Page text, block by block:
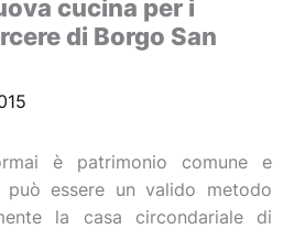
cucina per i
di Borgo San
è patrimonio comune e
può essere un valido metodo
la casa circondariale di